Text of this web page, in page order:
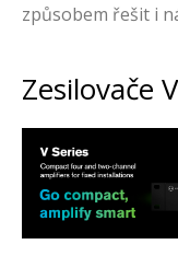
způsobem řešit i
Zesilovače